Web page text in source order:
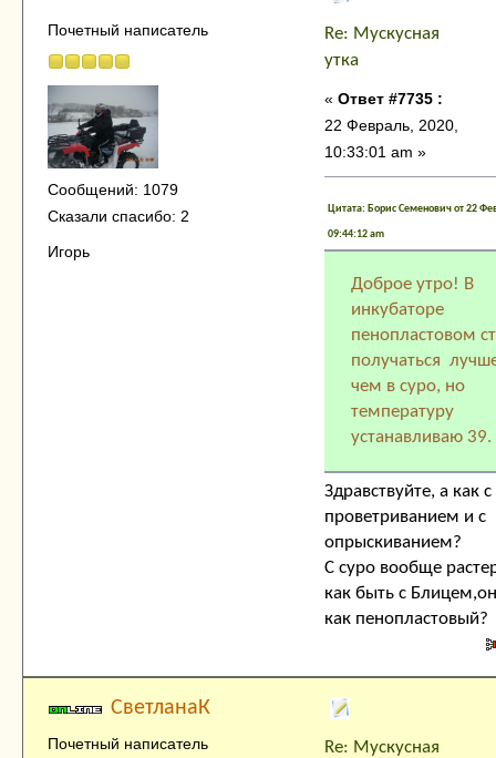
Почетный написатель
Сообщений: 1079
Сказали спасибо: 2
Игорь
Re: Мускусная
утка
« Ответ #7735 :
22 Февраль, 2020,
10:33:01 am »
Цитата: Борис Семенович от 22
09:44:12 am
Доброе утро! В
инкубаторе
пенопластовом
получаться
чем в суро, но
температуру
устанавливаю 39.
Здравствуйте, а как с
проветриванием и с
опрыскиванием?
С суро вообще
как быть с
как пенопластовый?
СветланаК
Почетный написатель
Re: Мускусная